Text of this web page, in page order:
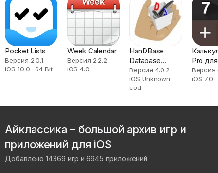
Pocket Lists
Версия 2.0.1
iOS 10.0 · 64 Bit
Week Calendar
Версия 2.2.2
iOS 4.0
HanDBase
Database
Manager
Версия 4.0.2
iOS Unknown
cod
Pro
Версия
iOS 7.0
Айклассика – большой архив игр и
приложений для iOS
Добавлено 14369 игр и 6945 приложений